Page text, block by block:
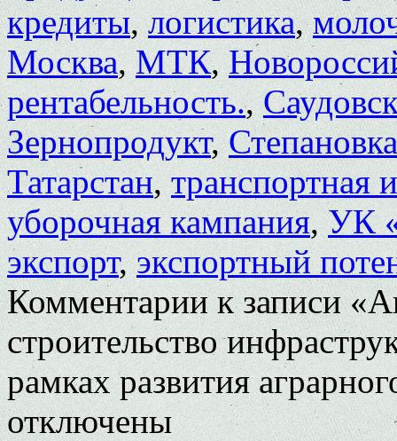
кредиты,логистика,
Москва,МТК,
рентабельность.,
Зернопродукт,Степановка
Татарстан,транспортная
уборочная кампания,УК
экспорт,экспортный
Комментариик записи
строительство
рамках развития
отключены